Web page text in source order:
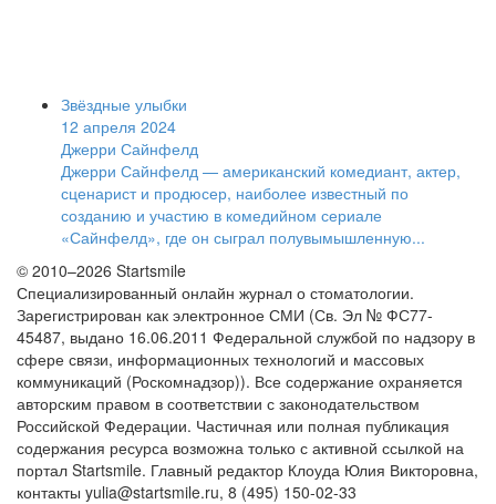
Звёздные улыбки
12 апреля 2024
Джерри Сайнфелд
Джерри Сайнфелд — американский комедиант, актер,
сценарист и продюсер, наиболее известный по
созданию и участию в комедийном сериале
«Сайнфелд», где он сыграл полувымышленную...
© 2010–2026 Startsmile
Специализированный онлайн журнал о стоматологии.
Зарегистрирован как электронное СМИ (Св. Эл № ФС77-
45487, выдано 16.06.2011 Федеральной службой по надзору в
сфере связи, информационных технологий и массовых
коммуникаций (Роскомнадзор)). Все содержание охраняется
авторским правом в соответствии с законодательством
Российской Федерации. Частичная или полная публикация
содержания ресурса возможна только с активной ссылкой на
портал Startsmile. Главный редактор Клоуда Юлия Викторовна,
контакты yulia@startsmile.ru, 8 (495) 150-02-33